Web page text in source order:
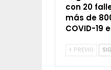
con 20
más de
COVID-19
PREVIO